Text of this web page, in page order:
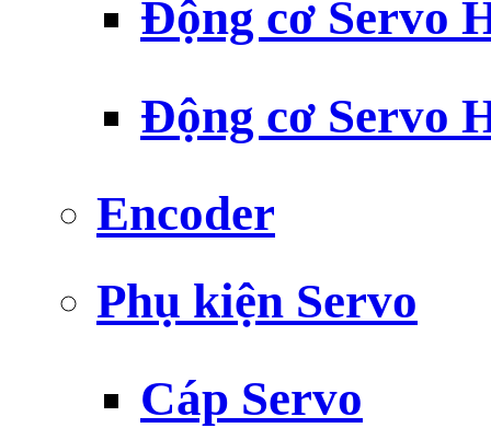
Động cơ Servo
Động cơ Servo
Encoder
Phụ kiện Servo
Cáp Servo